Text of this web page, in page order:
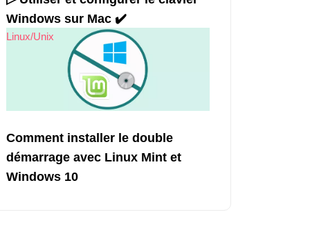
Windows sur Mac ✔️
Linux/Unix
Comment installer le double
démarrage avec Linux Mint et
Windows 10